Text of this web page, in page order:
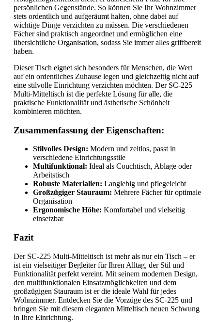
persönlichen Gegenstände. So können Sie Ihr Wohnzimmer
stets ordentlich und aufgeräumt halten, ohne dabei auf
wichtige Dinge verzichten zu müssen. Die verschiedenen
Fächer sind praktisch angeordnet und ermöglichen eine
übersichtliche Organisation, sodass Sie immer alles griffbereit
haben.
Dieser Tisch eignet sich besonders für Menschen, die Wert
auf ein ordentliches Zuhause legen und gleichzeitig nicht auf
eine stilvolle Einrichtung verzichten möchten. Der SC-225
Multi-Mitteltisch ist die perfekte Lösung für alle, die
praktische Funktionalität und ästhetische Schönheit
kombinieren möchten.
Zusammenfassung der Eigenschaften:
Stilvolles Design: Modern und zeitlos, passt in
verschiedene Einrichtungsstile
Multifunktional: Ideal als Couchtisch, Ablage oder
Arbeitstisch
Robuste Materialien: Langlebig und pflegeleicht
Großzügiger Stauraum: Mehrere Fächer für optimale
Organisation
Ergonomische Höhe: Komfortabel und vielseitig
einsetzbar
Fazit
Der SC-225 Multi-Mitteltisch ist mehr als nur ein Tisch – er
ist ein vielseitiger Begleiter für Ihren Alltag, der Stil und
Funktionalität perfekt vereint. Mit seinem modernen Design,
den multifunktionalen Einsatzmöglichkeiten und dem
großzügigen Stauraum ist er die ideale Wahl für jedes
Wohnzimmer. Entdecken Sie die Vorzüge des SC-225 und
bringen Sie mit diesem eleganten Mitteltisch neuen Schwung
in Ihre Einrichtung.